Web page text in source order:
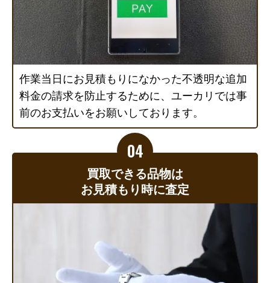
作業当日にお見積もりになかった不透明な追加
料金の請求を防止するために、ユーカリでは事
前のお支払いをお願いしております。
買取できる品物は
お見積もり時に査定